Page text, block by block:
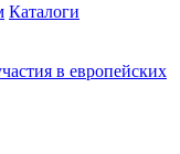
Каталоги
в европейских